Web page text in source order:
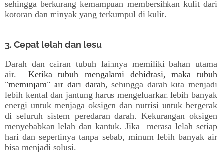
sehingga berkurang kemampuan membersihkan kulit dari
kotoran dan minyak yang terkumpul di kulit.
3. Cepat lelah dan lesu
Darah dan cairan tubuh lainnya memiliki bahan utama
air.
Ketika tubuh mengalami dehidrasi, maka tubuh
"meminjam" air dari darah, sehingga darah kita menjadi
lebih kental dan jantung harus mengeluarkan lebih banyak
energi untuk menjaga oksigen dan nutrisi untuk bergerak
di seluruh sistem peredaran darah. Kekurangan oksigen
menyebabkan lelah dan kantuk. Jika merasa lelah setiap
hari dan sepertinya tanpa sebab, minum lebih banyak air
bisa menjadi solusi.